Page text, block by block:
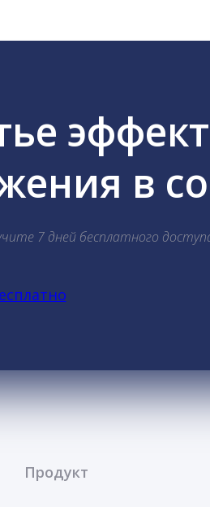
в
7 дней бесплатного
Продукт